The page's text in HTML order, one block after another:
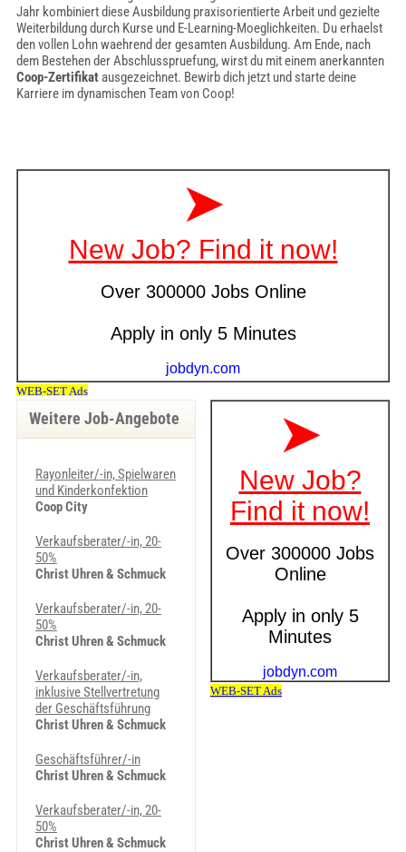
Jahr kombiniert diese Ausbildung praxisorientierte Arbeit und gezielte
Weiterbildung durch Kurse und E-Learning-Moeglichkeiten. Du erhaelst
den vollen Lohn waehrend der gesamten Ausbildung. Am Ende, nach
dem Bestehen der Abschlusspruefung, wirst du mit einem anerkannten
Coop-Zertifikatausgezeichnet. Bewirb dich jetzt und starte deine
Karriere im dynamischen Team von Coop!
Weitere Job-Angebote
Rayonleiter/-in, Spielwaren
und Kinderkonfektion
Coop City
Verkaufsberater/-in, 20-
50%
Christ Uhren & Schmuck
Verkaufsberater/-in, 20-
50%
Christ Uhren & Schmuck
Verkaufsberater/-in,
inklusive Stellvertretung
der Geschäftsführung
Christ Uhren & Schmuck
Geschäftsführer/-in
Christ Uhren & Schmuck
Verkaufsberater/-in, 20-
50%
Christ Uhren & Schmuck